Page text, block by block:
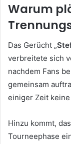
Warum
Das Gerücht „
verbreitete sich
nachdem Fans
gemeinsam
einiger Zeit
Hinzu kommt,
Tourneephase